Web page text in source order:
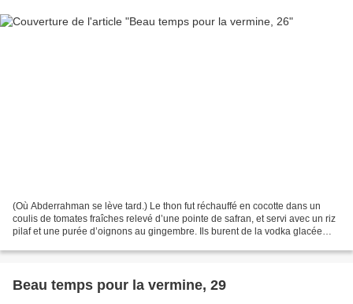
(Où Abderrahman se lève tard.) Le thon fut réchauffé en cocotte dans un
coulis de tomates fraîches relevé d’une pointe de safran, et servi avec un riz
pilaf et une purée d’oignons au gingembre. Ils burent de la vodka glacée
Beau temps pour la vermine, 29